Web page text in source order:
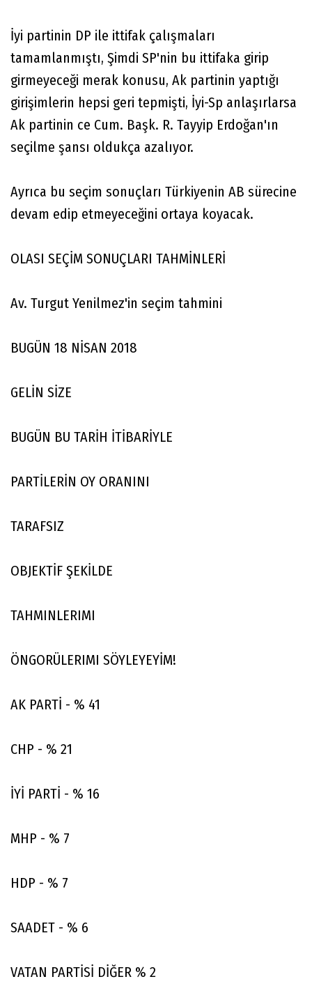
İyi partinin DP ile ittifak çalışmaları
tamamlanmıştı, Şimdi SP'nin bu ittifaka girip
girmeyeceği merak konusu, Ak partinin yaptığı
girişimlerin hepsi geri tepmişti, İyi-Sp anlaşırlarsa
Ak partinin ce Cum. Başk. R. Tayyip Erdoğan'ın
seçilme şansı oldukça azalıyor.
Ayrıca bu seçim sonuçları Türkiyenin AB sürecine
devam edip etmeyeceğini ortaya koyacak.
OLASI SEÇİM SONUÇLARI TAHMİNLERİ
Av. Turgut Yenilmez'in seçim tahmini
BUGÜN 18 NİSAN 2018
GELİN SİZE
BUGÜN BU TARİH İTİBARİYLE
PARTİLERİN OY ORANINI
TARAFSIZ
OBJEKTİF ŞEKİLDE
TAHMINLERIMI
ÖNGORÜLERIMI SÖYLEYEYİM!
AK PARTİ - % 41
CHP - % 21
İYİ PARTİ - % 16
MHP - % 7
HDP - % 7
SAADET - % 6
VATAN PARTİSİ DİĞER % 2